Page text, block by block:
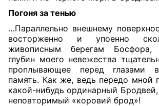
Погоня за тенью
…Параллельно внешнему
восторженно и упоенно
живописным берегам Босфора,
глубин моего невежества
проплывающее перед глазами
память. Как же, ведь передо мной
какой-нибудь ординарный
неповторимый «коровий брод»!